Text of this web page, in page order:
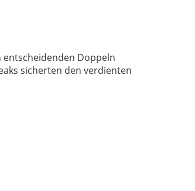
entscheidenden Doppeln
sicherten den verdienten